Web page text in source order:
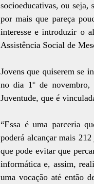
socioeducativas, ou seja,
por mais que pareça
interesse e introduzir o
Assistência Social de
Jovens que quiserem se
no dia 1º de
Juventude, que é
“Essa é uma parceria
poderá alcançar mais
que pode evitar que
informática e, assim,
uma vocação até então